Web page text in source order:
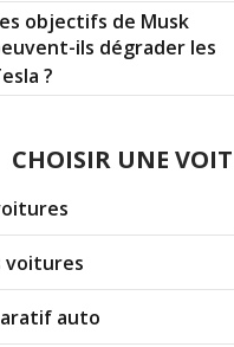
objectifs de Musk
ils dégrader les
?
CHOISIR UNE
voitures
auto